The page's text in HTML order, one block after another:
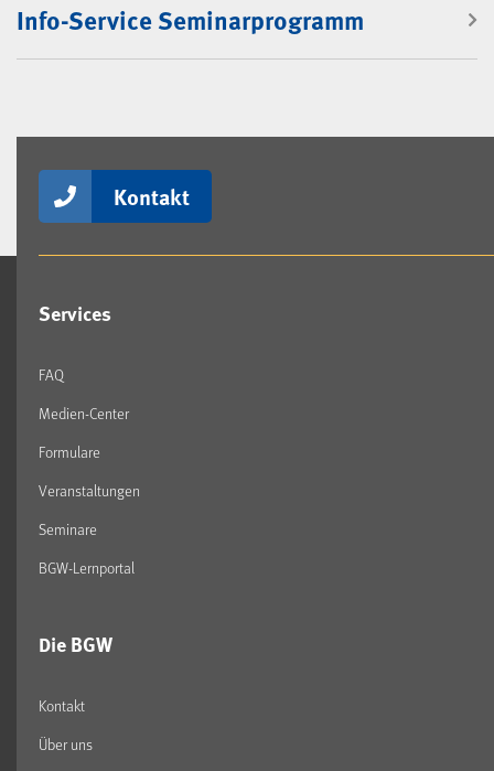
Info-Service Seminarprogramm
Kontakt
Services
FAQ
Medien-Center
Formulare
Veranstaltungen
Seminare
BGW-Lernportal
Die BGW
Kontakt
Über uns